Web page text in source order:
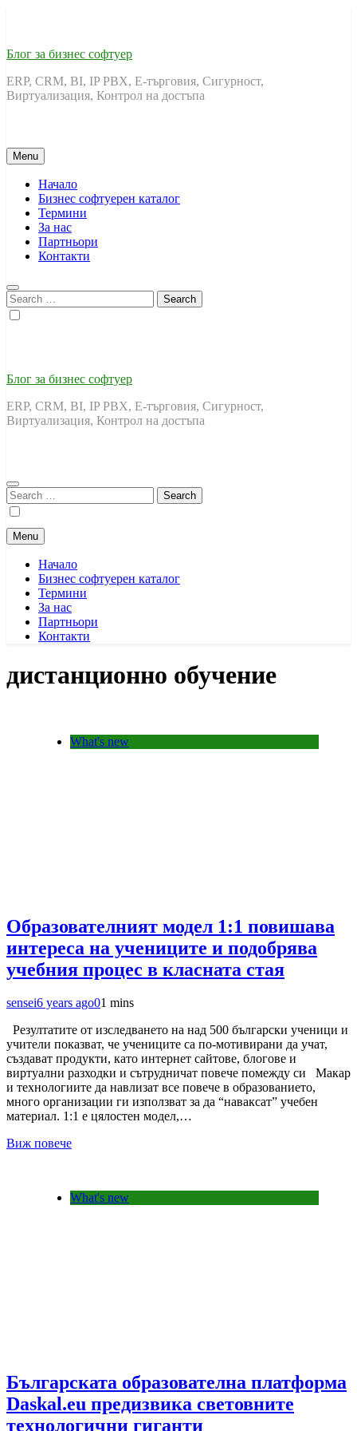
Блог за бизнес софтуер
ERP, CRM, BI, IP PBX, Е-търговия, Сигурност,
Виртуализация, Контрол на достъпа
Menu
Начало
Бизнес софтуерен каталог
Термини
За нас
Партньори
Контакти
Search
for:
Блог за бизнес софтуер
ERP, CRM, BI, IP PBX, Е-търговия, Сигурност,
Виртуализация, Контрол на достъпа
Search
for:
Menu
Начало
Бизнес софтуерен каталог
Термини
За нас
Партньори
Контакти
дистанционно обучение
What's new
Образователният модел 1:1 повишава
интереса на учениците и подобрява
учебния процес в класната стая
sensei6 years ago01 mins
Резултатите от изследването на над 500 български ученици и
учители показват, че учениците са по-мотивирани да учат,
създават продукти, като интернет сайтове, блогове и
виртуални разходки и сътрудничат повече помежду си Макар
и технологиите да навлизат все повече в образованието,
много организации ги използват за да “наваксат” учебен
материал. 1:1 е цялостен модел,…
Виж повече
What's new
Българската образователна платформа
Daskal.eu предизвика световните
технологични гиганти